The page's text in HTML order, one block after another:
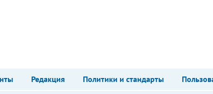
Редакция Политики и стандарты